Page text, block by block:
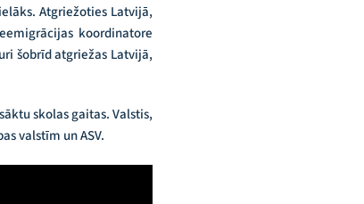
Atgriežoties Latvijā,
koordinatore
šobrīd atgriežas Latvijā,
skolas gaitas. Valstis,
valstīm un ASV.